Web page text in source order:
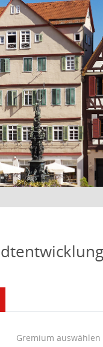
Gremium auswählen